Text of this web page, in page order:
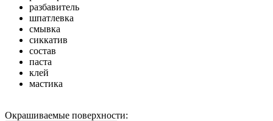
разбавитель
шпатлевка
смывка
сиккатив
состав
паста
клей
мастика
Окрашиваемые поверхности: